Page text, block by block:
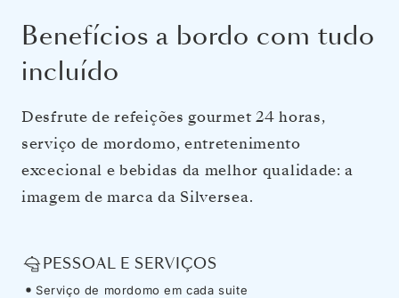
Benefícios a bordo com tudo
incluído
Desfrute de refeições gourmet 24 horas,
serviço de mordomo, entretenimento
excecional e bebidas da melhor qualidade: a
imagem de marca da Silversea.
PESSOAL E SERVIÇOS
Serviço de mordomo em cada suite